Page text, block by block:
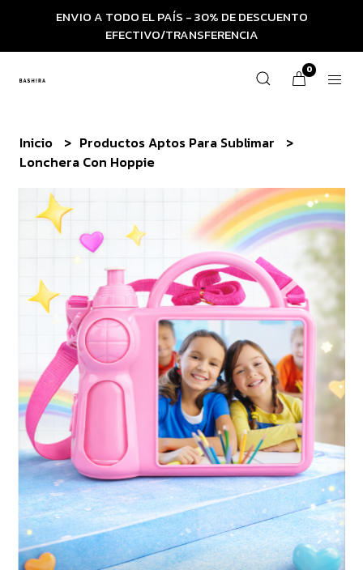
ENVIO A TODO EL PAÍS - 30% DE DESCUENTO
EFECTIVO/TRANSFERENCIA
0
Inicio
Productos Aptos Para Sublimar
Lonchera Con Hoppie